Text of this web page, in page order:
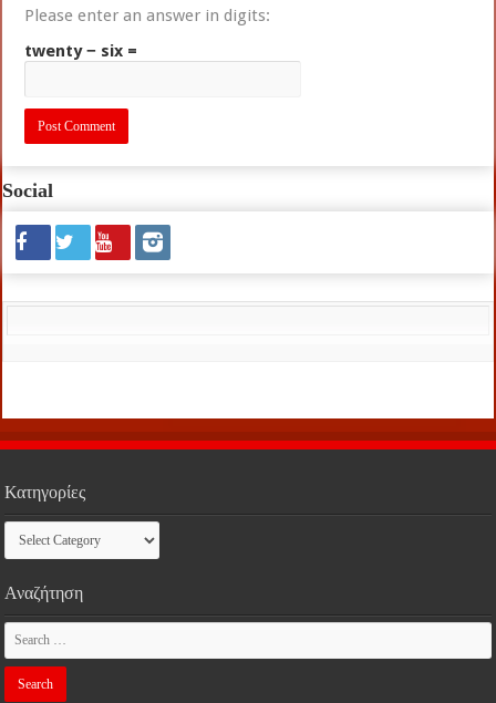
Please enter an answer in digits:
twenty − six =
Social
Κατηγορίες
Κατηγορίες
Αναζήτηση